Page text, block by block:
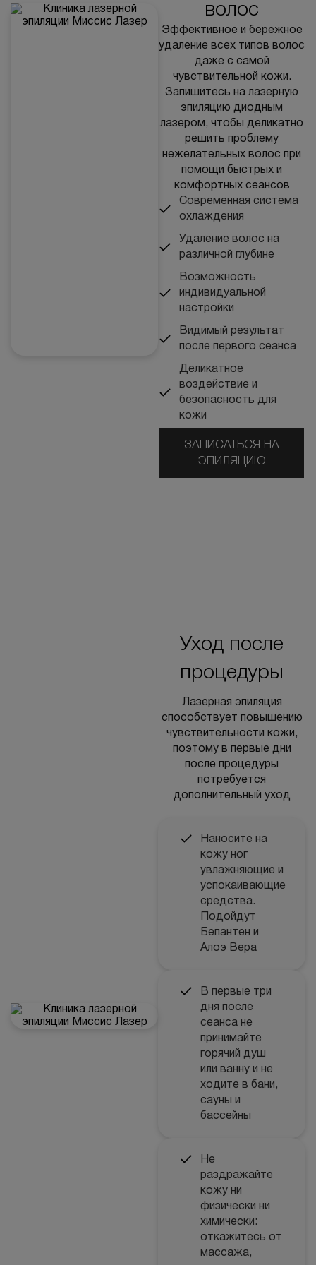
Вопрос-ответ
+7 (800) 301 17 54
178 оценок
ПРОЙТИ ТЕСТ
волос
Эффективное и бережное
удаление всех типов волос
даже с самой
чувствительной кожи.
Запишитесь на лазерную
эпиляцию диодным
лазером, чтобы деликатно
решить проблему
нежелательных волос при
помощи быстрых и
комфортных сеансов
Современная система
охлаждения
Удаление волос на
различной глубине
Возможность
индивидуальной
настройки
Видимый результат
после первого сеанса
Деликатное
воздействие и
безопасность для
кожи
ЗАПИСАТЬСЯ НА
ЭПИЛЯЦИЮ
Уход после
процедуры
Лазерная эпиляция
способствует повышению
чувствительности кожи,
поэтому в первые дни
после процедуры
потребуется
дополнительный уход
Наносите на
кожу ног
увлажняющие и
успокаивающие
средства.
Подойдут
Бепантен и
Алоэ Вера
В первые три
дня после
сеанса не
принимайте
горячий душ
или ванну и не
ходите в бани,
сауны и
бассейны
Не
раздражайте
кожу ни
физически ни
химически:
откажитесь от
массажа,